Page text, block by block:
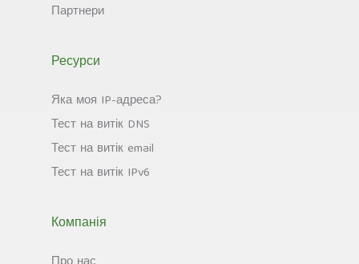
Партнери
Ресурси
Яка моя IP-адреса?
Тест на витік DNS
Тест на витік email
Тест на витік IPv6
Компанія